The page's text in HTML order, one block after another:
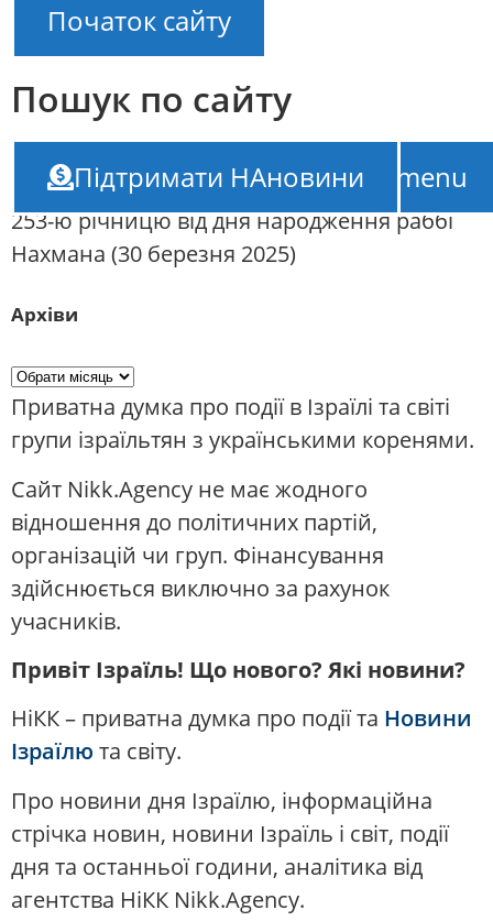
Початок сайту
Пошук по сайту
Паломники-хасиди збираються в Умані на
253-ю річницю від дня народження раббі
Нахмана (30 березня 2025)
Архіви
Приватна думка про події в Ізраїлі та світі
групи ізраїльтян з українськими коренями.
Сайт Nikk.Agency не має жодного
відношення до політичних партій,
організацій чи груп. Фінансування
здійснюється виключно за рахунок
учасників.
Привіт Ізраїль! Що нового? Які новини?
НіКК – приватна думка про події та Новини
Ізраїлю та світу.
Про новини дня Ізраїлю, інформаційна
стрічка новин, новини Ізраїль і світ, події
дня та останньої години, аналітика від
агентства НіКК Nikk.Agency.
TOP-menu
Підтримати НАновини